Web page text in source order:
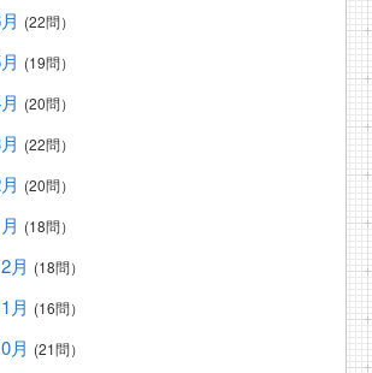
(22問）
(19問）
(20問）
(22問）
(20問）
(18問）
月 (18問）
月 (16問）
月 (21問）